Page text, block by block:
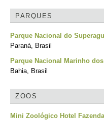
PARQUES
Parque Nacional do
Paraná, Brasil
Parque Nacional Marinho
Bahia, Brasil
ZOOS
Mini Zoológico Hotel